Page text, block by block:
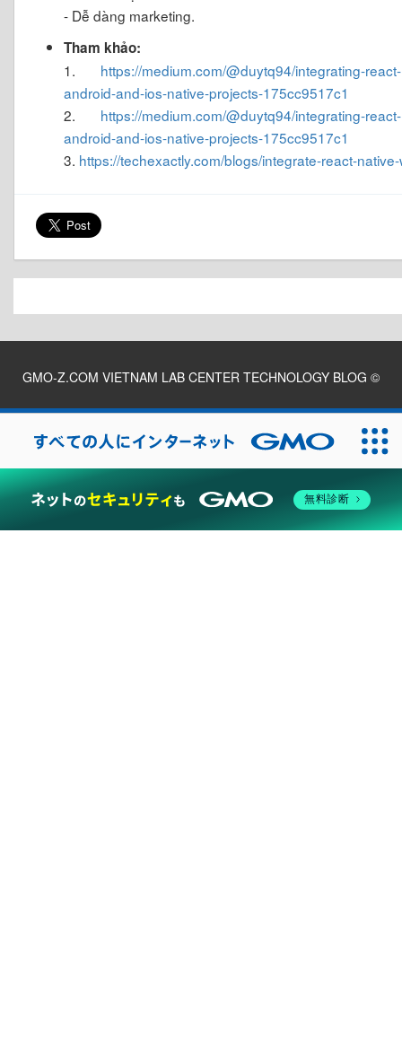
- Dễ dàng marketing.
Tham khảo:
1. https://medium.com/@duytq94/integrating-
android-and-ios-native-projects-175cc9517c1
2. https://medium.com/@duytq94/integrating-
android-and-ios-native-projects-175cc9517c1
3. https://techexactly.com/blogs/integrate-react-
GMO-Z.COM VIETNAM LAB CENTER TECHNOLOGY BLOG ©
2026
無料診断